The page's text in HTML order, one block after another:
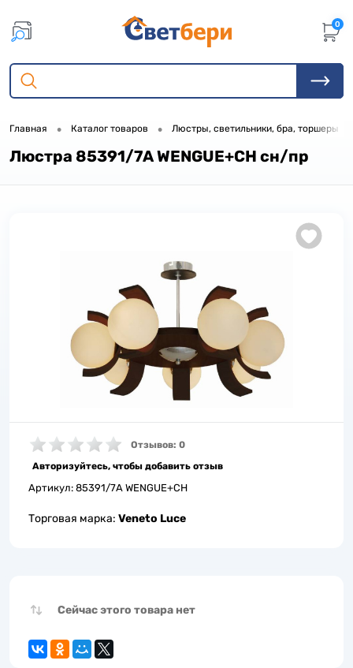
0
Главная • Каталог товаров • Люстры, светильники, бра, торшеры
Люстра 85391/7A WENGUE+CH сн/пр
Отзывов: 0
Авторизуйтесь, чтобы добавить отзыв
Артикул: 85391/7A WENGUE+CH
Торговая марка: Veneto Luce
Сейчас этого товара нет